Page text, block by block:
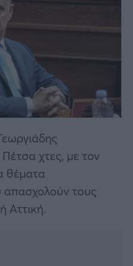
χτες, με τον
θέματα
απασχολούν τους
Αττική.